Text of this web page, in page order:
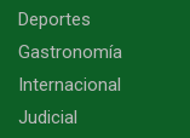
Deportes
Gastronomía
Internacional
Judicial